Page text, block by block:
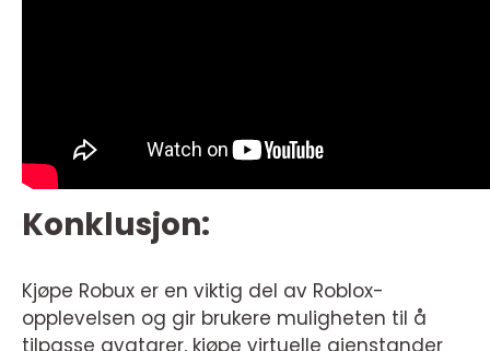
Konklusjon:
Kjøpe Robux er en viktig del av Roblox-
opplevelsen og gir brukere muligheten til å
tilpasse avatarer, kjøpe virtuelle gjenstander